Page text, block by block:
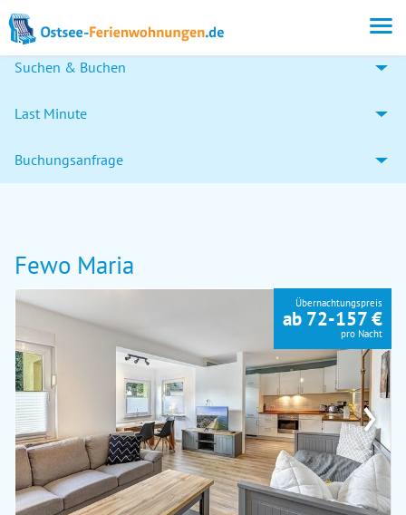
Suchen & Buchen
Last Minute
Buchungsanfrage
Fewo Maria
›
Übernachtungspreis
ab 72-157 €
pro Nacht